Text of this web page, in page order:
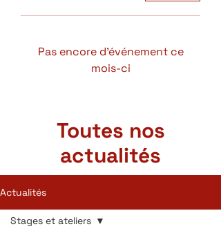
Pas encore d'événement ce
mois-ci
Toutes nos
actualités
Actualités
Stages et ateliers